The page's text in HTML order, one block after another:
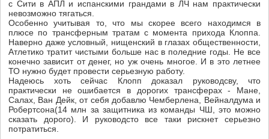
с Сити в АПЛ и испанскими грандами в ЛЧ нам практически
невозможно тягаться.
Особенно учитывая то, что мы скорее всего находимся в
плюсе по трансферным тратам с момента прихода Клоппа.
Наверно даже условный, нищенский в глазах общественности,
Атлетико тратит чистыми больше нас в поледние годы. Не все
конечно зависит от денег, но уж очень многое. И в это летнее
ТО нужно будет провести серьезную работу.
Надеюсь хоть сейчас Клопп доказал руководсву, что
практически не ошибается в дорогих трансферах - Мане,
Салах, Ван Дейк, от себя добавлю Чемберлена, Вейналдума и
Робертсона(14 млн за защитника из команды ЧШ, это можно
сказать дорого). И руководсто все таки рискнет серьезно
потратиться.